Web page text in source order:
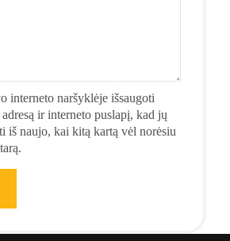
interneto naršyklėje išsaugoti
ir interneto puslapį, kad jų
iš naujo, kai kitą kartą vėl norėsiu